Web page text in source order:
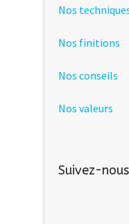
Nos
Nos finitions
Nos conseils
Nos valeurs
Suivez-